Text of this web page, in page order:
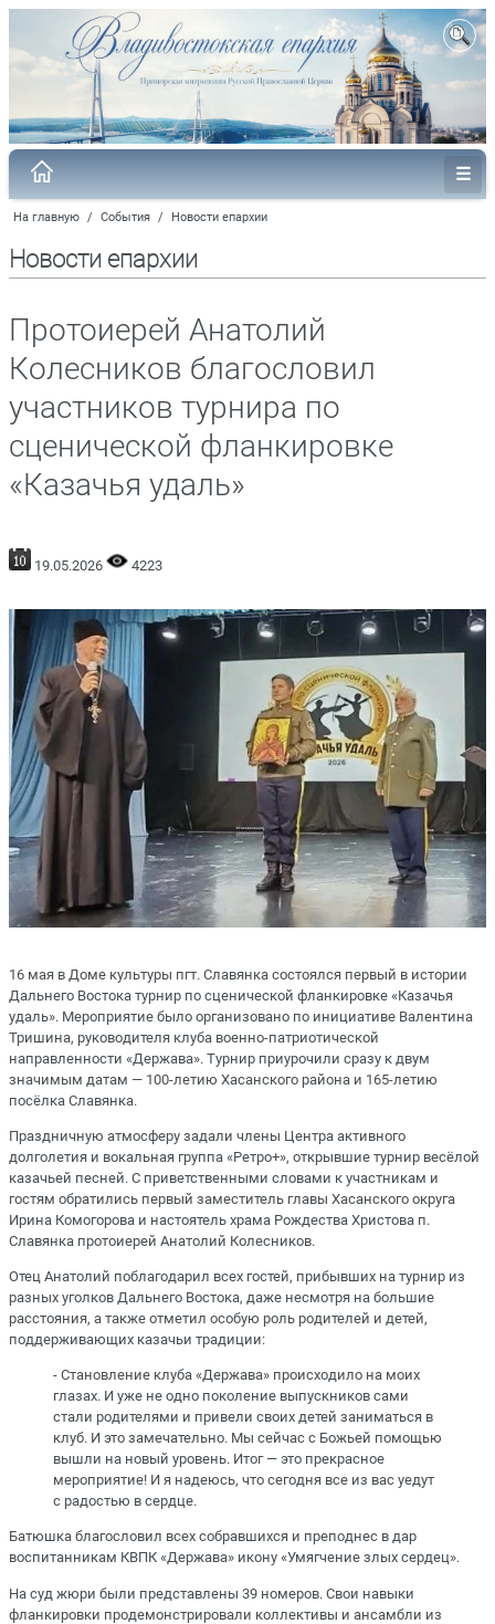
На главную / События / Новости епархии
Новости епархии
Протоиерей Анатолий
Колесников благословил
участников турнира по
сценической фланкировке
«Казачья удаль»
19.05.2026 4223
16 мая в Доме культуры пгт. Славянка состоялся первый в истории
Дальнего Востока турнир по сценической фланкировке «Казачья
удаль». Мероприятие было организовано по инициативе Валентина
Тришина, руководителя клуба военно-патриотической
направленности «Держава». Турнир приурочили сразу к двум
значимым датам — 100-летию Хасанского района и 165-летию
посёлка Славянка.
Праздничную атмосферу задали члены Центра активного
долголетия и вокальная группа «Ретро+», открывшие турнир весёлой
казачьей песней. С приветственными словами к участникам и
гостям обратились первый заместитель главы Хасанского округа
Ирина Комогорова и настоятель храма Рождества Христова п.
Славянка протоиерей Анатолий Колесников.
Отец Анатолий поблагодарил всех гостей, прибывших на турнир из
разных уголков Дальнего Востока, даже несмотря на большие
расстояния, а также отметил особую роль родителей и детей,
поддерживающих казачьи традиции:
- Становление клуба «Держава» происходило на моих
глазах. И уже не одно поколение выпускников сами
стали родителями и привели своих детей заниматься в
клуб. И это замечательно. Мы сейчас с Божьей помощью
вышли на новый уровень. Итог — это прекрасное
мероприятие! И я надеюсь, что сегодня все из вас уедут
с радостью в сердце.
Батюшка благословил всех собравшихся и преподнес в дар
воспитанникам КВПК «Держава» икону «Умягчение злых сердец».
На суд жюри были представлены 39 номеров. Свои навыки
фланкировки продемонстрировали коллективы и ансамбли из